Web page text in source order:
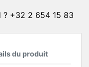
? +32 2 654 15 83
du produit